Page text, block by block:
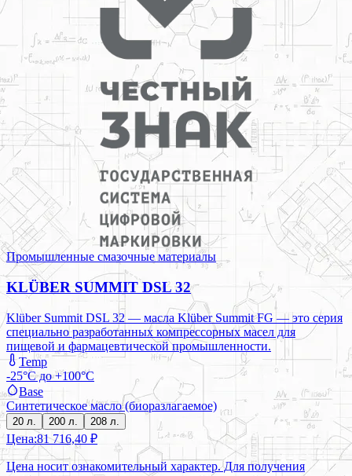
Промышленные смазочные материалы
KLÜBER SUMMIT DSL 32
Klüber Summit DSL 32 — масла Klüber Summit FG — это серия
специально разработанных компрессорных масел для
пищевой и фармацевтической промышленности.
Temp
-25°C до +100°C
Base
Синтетическое масло (биоразлагаемое)
20 л. 200 л. 208 л.
Цена:81 716,40 ₽
Цена носит ознакомительный характер. Для получения